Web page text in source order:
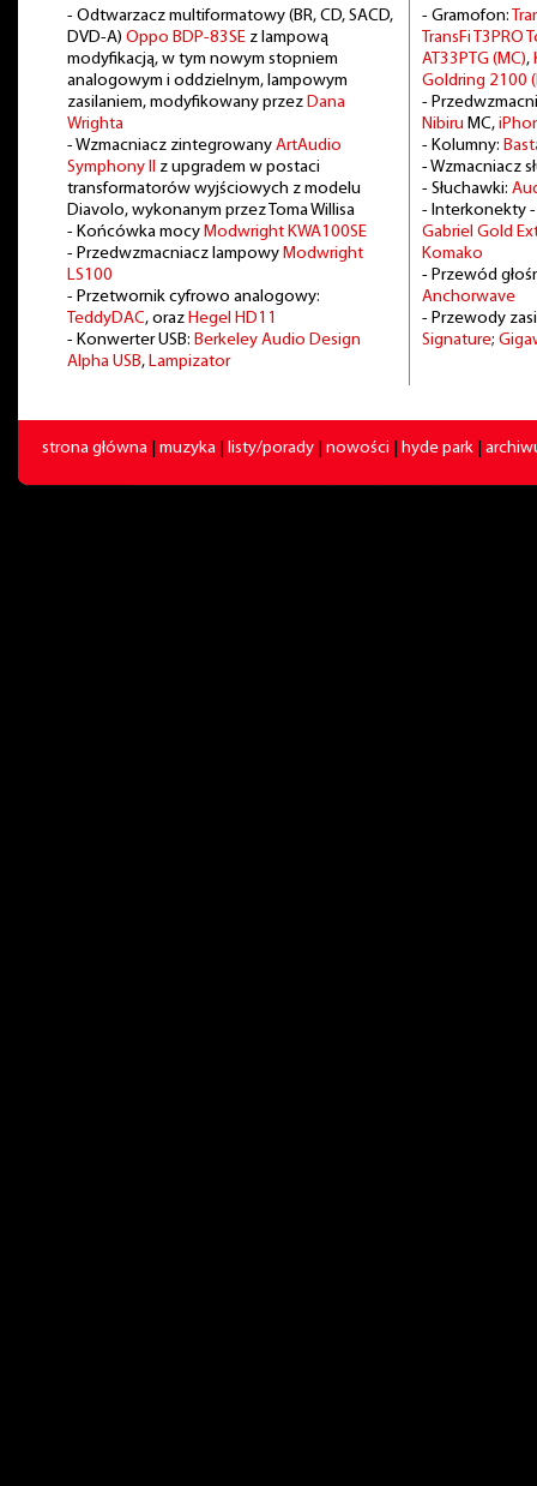
- Odtwarzacz multiformatowy (BR, CD, SACD,
DVD-A) Oppo BDP-83SEz lampową
modyfikacją, w tym nowym stopniem
analogowym i oddzielnym, lampowym
zasilaniem, modyfikowany przez Dana
Wrighta
- Wzmacniacz zintegrowany ArtAudio
Symphony II z upgradem w postaci
transformatorów wyjściowych z modelu
Diavolo, wykonanym przez Toma Willisa
- Końcówka mocy Modwright KWA100SE
- Przedwzmacniacz lampowy Modwright
LS100
- Przetwornik cyfrowo analogowy:
TeddyDAC, oraz Hegel HD11
- Konwerter USB: Berkeley Audio Design
Alpha USB, Lampizator
- Gramofon:
TransFi T3PRO
AT33PTG (MC),
Goldring 2100
-
NibiruMC,
- Kolumny:
- Wzmacniacz
- Słuchawki:
- Interkonekty
Gabriel Gold
Komako
- Przewód
Anchorwave
- Przewody
Signature;
strona główna muzyka listy/porady nowości hyde park